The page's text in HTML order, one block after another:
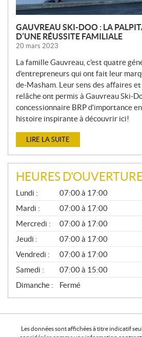
GAUVREAU SKI-DOO : LA
D’UNE RÉUSSITE FAMILIALE
20 mars 2023
La famille Gauvreau, c’est quatre
d’entrepreneurs qui ont fait leur
de-Masham. Leur sens des affaires
relâche ont permis à Gauvreau Ski-
concessionnaire BRP d’importance
histoire inspirante à découvrir ici!
LIRE LA SUITE
HEURES
G
É
N
É
R
A
L
Lundi :
07:00 à 17:00
Mardi :
07:00 à 17:00
Mercredi :
07:00 à 17:00
Jeudi :
07:00 à 17:00
Vendredi :
07:00 à 17:00
Samedi :
07:00 à 15:00
Dimanche :
Fermé
Les données sont affichées à titre indicatif